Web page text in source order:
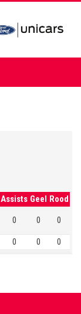
Assists Geel Rood
0 0 0
0 0 0